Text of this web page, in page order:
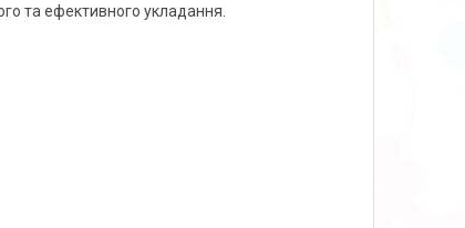
та ефективного укладання.